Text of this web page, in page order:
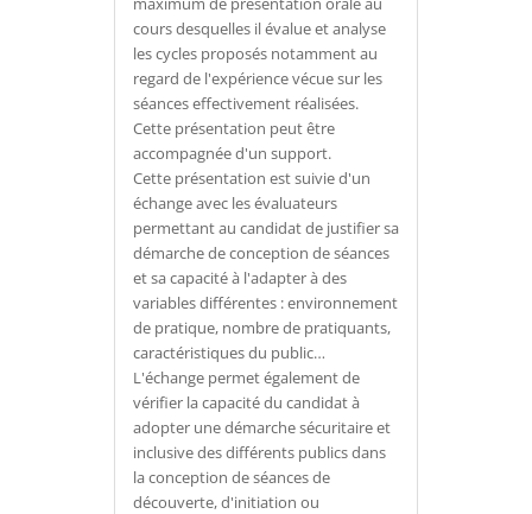
cours desquelles il évalue et analyse
les cycles proposés notamment au
regard de l'expérience vécue sur les
séances effectivement réalisées.
Cette présentation peut être
accompagnée d'un support.
Cette présentation est suivie d'un
échange avec les évaluateurs
permettant au candidat de justifier sa
démarche de conception de séances
et sa capacité à l'adapter à des
variables différentes : environnement
de pratique, nombre de pratiquants,
caractéristiques du public…
L'échange permet également de
vérifier la capacité du candidat à
adopter une démarche sécuritaire et
inclusive des différents publics dans
la conception de séances de
découverte, d'initiation ou